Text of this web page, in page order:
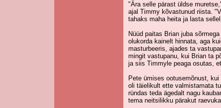
"Ära selle pärast üldse
ajal Timmy kõvastunud riista.
tahaks maha heita ja lasta
Nüüd paitas Brian juba
olukorda kainelt hinnata, aga
masturbeeris, ajades ta
mingit vastupanu, kui Brian ta
ja siis Timmyle peaga osutas,
Pete ümises ootusemõnust,
oli täielikult ette valmistamata
ründas teda ägedalt nagu
tema neitsilikku pärakut